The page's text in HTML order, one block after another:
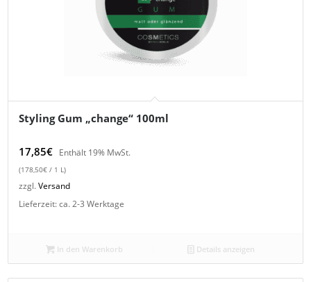
Styling Gum „change“ 100ml
17,85€ Enthält 19% MwSt.
(178,50€ / 1 L)
zzgl.Versand
Lieferzeit: ca. 2-3 Werktage
In den Warenkorb Details anzeigen